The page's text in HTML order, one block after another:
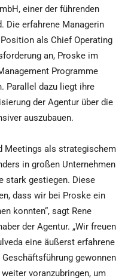
einer der führenden
Die erfahrene Managerin
als Chief Operating
an, Proske im
Programme
Parallel dazu liegt ihre
der Agentur über die
auszubauen.
Meetings als strategischem
in großen Unternehmen
stark gestiegen. Diese
dass wir bei Proske ein
konnten“, sagt Rene
der Agentur. „Wir freuen
eine äußerst erfahrene
gewonnen
voranzubringen, um